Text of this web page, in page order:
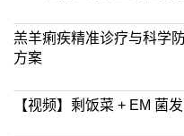
羔羊痢疾精准诊疗与科学
方案
【视频】剩饭菜 + EM 菌